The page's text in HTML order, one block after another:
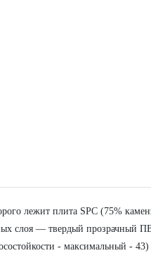
лежит плита SPC (75%
слоя — твердый прозрачный
- максимальный - 43)